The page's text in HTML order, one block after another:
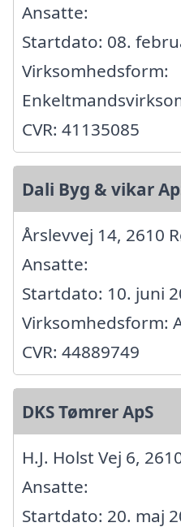
Ansatte:
Startdato: 08.
Virksomhedsform:
CVR: 41135085
Dali Byg & vikar
Årslevvej 14, 2610
Ansatte:
Startdato: 10. juni
Virksomhedsform:
CVR: 44889749
DKS Tømrer ApS
H.J. Holst Vej 6,
Ansatte:
Startdato: 20. maj